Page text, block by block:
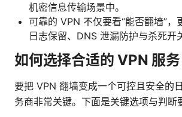
机密信息传输场景中。
可靠的 VPN 不仅要看“能否翻墙”，
日志保留、DNS 泄漏防护与杀死开
如何选择合适的 VPN 服务
要把 VPN 翻墙变成一个可控且安全的
务商非常关键。下面是关键选项与判断